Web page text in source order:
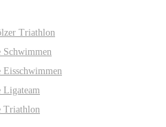
Triathlon
Schwimmen
Eisschwimmen
Ligateam
Triathlon